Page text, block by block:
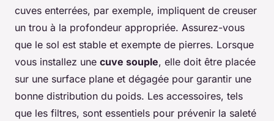
cuves enterrées, par exemple, impliquent de creuser
un trou à la profondeur appropriée. Assurez-vous
que le sol est stable et exempte de pierres. Lorsque
vous installez une cuve souple, elle doit être placée
sur une surface plane et dégagée pour garantir une
bonne distribution du poids. Les accessoires, tels
que les filtres, sont essentiels pour prévenir la saleté